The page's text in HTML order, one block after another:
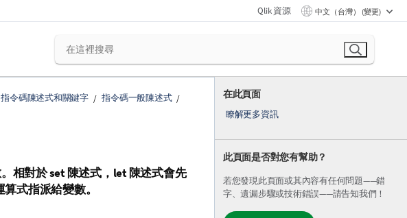
Qlik 資源 中文（台灣） (變更)
在此頁面
瞭解更多資訊
此頁面是否對您有幫助？
若您發現此頁面或其內容有任何問題——錯
字、遺漏步驟或技術錯誤——請告知我們！
指令碼陳述式和關鍵字 指令碼一般陳述式
相對於set陳述式， let陳述式會先
式指派給變數。